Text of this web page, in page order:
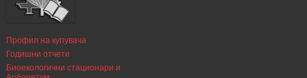
Профил на купувача
Годишни отчети
Биоекологични стационари и